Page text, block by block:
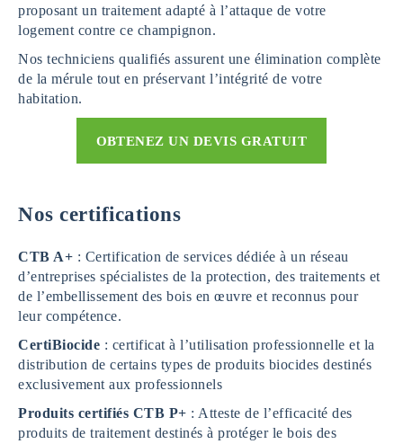
proposant un traitement adapté à l’attaque de votre
logement contre ce champignon.
Nos techniciens qualifiés assurent une élimination complète
de la mérule tout en préservant l’intégrité de votre
habitation.
OBTENEZ UN DEVIS GRATUIT
Nos certifications
CTB A+ : Certification de services dédiée à un réseau
d’entreprises spécialistes de la protection, des traitements et
de l’embellissement des bois en œuvre et reconnus pour
leur compétence.
CertiBiocide : certificat à l’utilisation professionnelle et la
distribution de certains types de produits biocides destinés
exclusivement aux professionnels
Produits certifiés CTB P+ : Atteste de l’efficacité des
produits de traitement destinés à protéger le bois des